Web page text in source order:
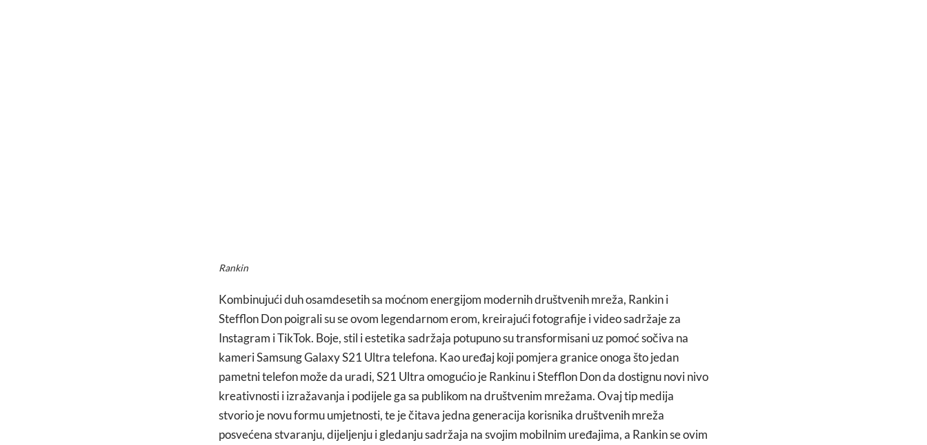
Rankin
Kombinujući duh osamdesetih sa moćnom energijom modernih društvenih mreža, Rankin i
Stefflon Don poigrali su se ovom legendarnom erom, kreirajući fotografije i video sadržaje za
Instagram i TikTok. Boje, stil i estetika sadržaja potupuno su transformisani uz pomoć sočiva na
kameri Samsung Galaxy S21 Ultra telefona. Kao uređaj koji pomjera granice onoga što jedan
pametni telefon može da uradi, S21 Ultra omogućio je Rankinu i Stefflon Don da dostignu novi nivo
kreativnosti i izražavanja i podijele ga sa publikom na društvenim mrežama. Ovaj tip medija
stvorio je novu formu umjetnosti, te je čitava jedna generacija korisnika društvenih mreža
posvećena stvaranju, dijeljenju i gledanju sadržaja na svojim mobilnim uređajima, a Rankin se ovim